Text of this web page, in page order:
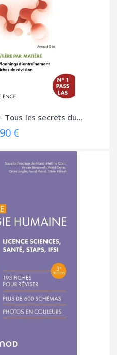
Tous les secrets du...
€